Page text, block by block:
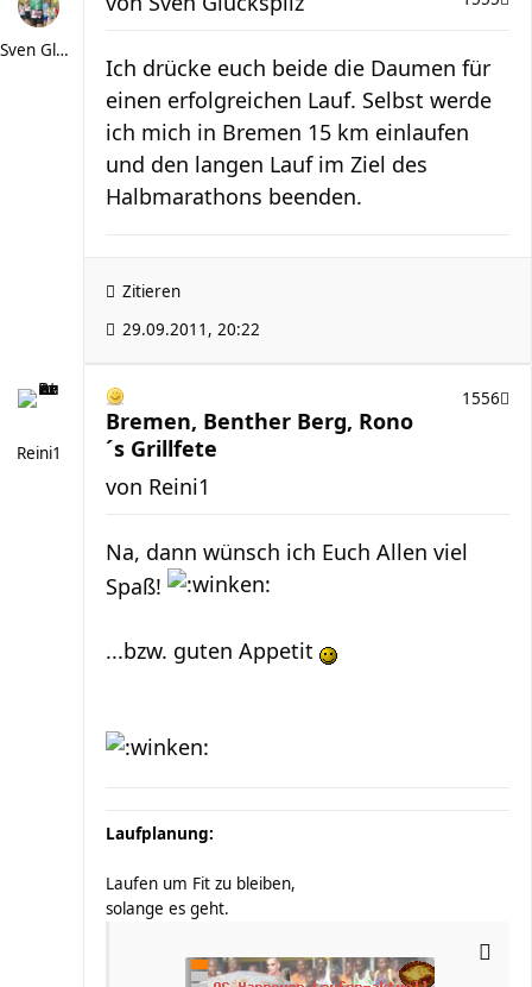
Sven Glückspilz
Ich drücke euch beide die Daumen für
einen erfolgreichen Lauf. Selbst werde
ich mich in Bremen 15 km einlaufen
und den langen Lauf im Ziel des
Halbmarathons beenden.
Zitieren
29.09.2011, 20:22
Reini1
Bremen, Benther Berg, Rono
´s Grillfete
1556
von Reini1
Na, dann wünsch ich Euch Allen viel
Spaß!
...bzw. guten Appetit
Laufplanung:
Laufen um Fit zu bleiben,
solange es geht.